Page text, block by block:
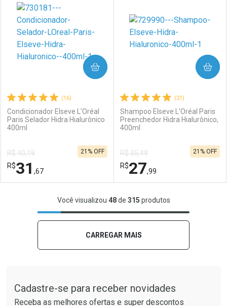
Laboratório
Comprar sem Desconto
Por R$ 38,99/cada
Por Menos
Comprar sem Desconto
Por R$ 38,99/cada
Laboratório
Comprar sem Desconto
Por R$ 31,99/cada
Por Menos
Comprar sem Desconto
Por R$ 31,99/cada
(16)
Condicionador Elseve L'Oréal
Paris Selador Hidra Hialurônico
400ml
R$ 40,19
R$31 ,67
21% OFF
COMPRAR
FECHAR
Laboratório
FECHAR
Por Menos
(21)
Shampoo Elseve L'Oréal Paris
Preenchedor Hidra Hialurônico,
400ml
R$ 35,49
R$27,99
21% OFF
COMPRAR
Laboratório
Por Menos
Você visualizou 48de 315 produtos
CARREGAR MAIS
Cadastre-se para receber novidades
Receba as melhores ofertas e super descontos